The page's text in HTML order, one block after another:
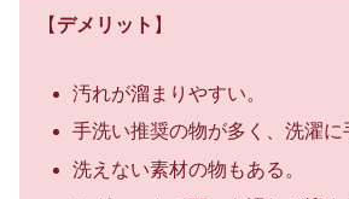
【 デメリット 】
汚れが溜まりやすい。
手洗い推奨の物が多く、洗濯に
洗えない素材の物もある。